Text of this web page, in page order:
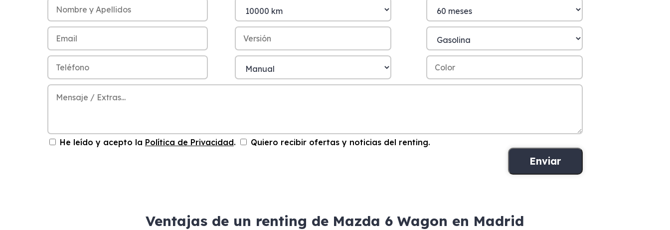
He leído y acepto la Política de Privacidad. Quiero recibir ofertas y noticias del renting.
Ventajas de un renting de Mazda 6 Wagon en Madrid